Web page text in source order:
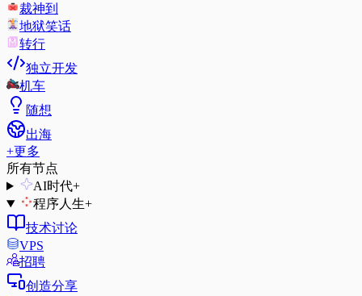
裁神到
地狱笑话
转行
独立开发
机车
随想
出海
+更多
所有节点
AI时代+
程序人生+
技术讨论
VPS
招聘
创造分享